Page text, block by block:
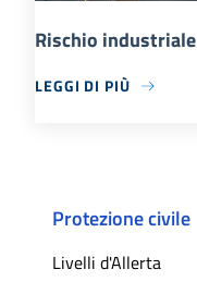
Rischio industriale
LEGGI DI PIÙ
Protezione civile
Livelli d'Allerta